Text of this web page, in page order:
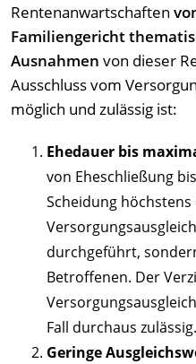
Rentenanwartschaften
Familiengericht
Ausnahmen von dieser
Ausschluss vom
möglich und zulässig ist:
Ehedauer bis
von Eheschließung
Scheidung
durchgeführt,
Betroffenen. Der
Fall durchaus zulässig.
Geringe